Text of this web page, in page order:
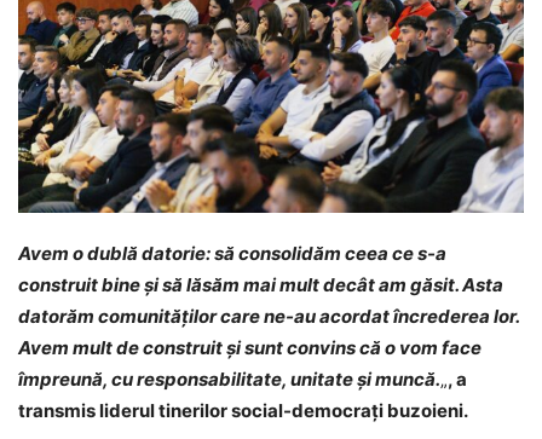
Avem o dublă datorie: să consolidăm ceea ce s-a
construit bine și să lăsăm mai mult decât am găsit. Asta
datorăm comunităților care ne-au acordat încrederea lor.
Avem mult de construit și sunt convins că o vom face
împreună, cu responsabilitate, unitate și muncă.„, a
transmis liderul tinerilor social-democrați buzoieni.